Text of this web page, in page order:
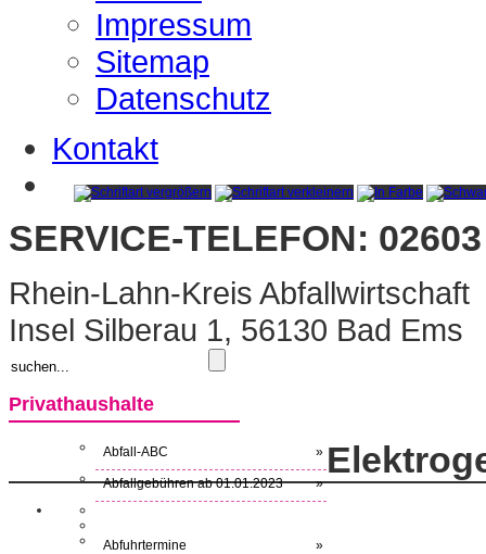
Impressum
Sitemap
Datenschutz
Kontakt
SERVICE-TELEFON:
Rhein-Lahn-Kreis Abfallwirtschaft
Insel Silberau 1, 56130 Bad Ems
Privathaushalte
Abfall-ABC »
Abfallgebühren ab 01.01.2023 »
Abfuhrtermine »